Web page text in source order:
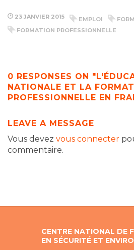
23 JANVIER 2015 EMPLOI
FORMATION PROFESSIONNELLE
0 RESPONSES ON
NATIONALE ET LA
PROFESSIONNELLE EN
LEAVE A MESSAGE
Vous devez vous connecter
commentaire.
CENTRE NATIONAL DE
EN SÉCURITÉ ET